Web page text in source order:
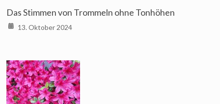
Das Stimmen von Trommeln ohne Tonhöhen
13. Oktober 2024